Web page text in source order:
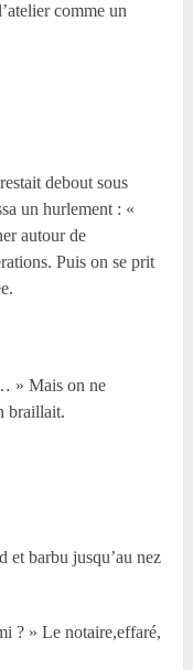
comme un
debout sous
un hurlement : «
autour de
Puis on se prit
» Mais on ne
braillait.
barbu jusqu’au nez
? » Le notaire,effaré,